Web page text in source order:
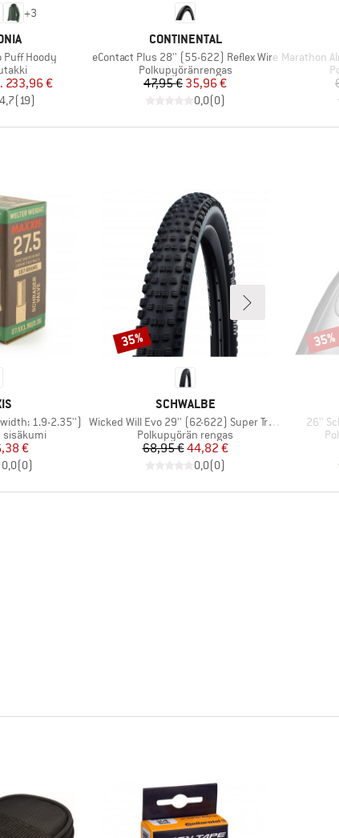
+3
Puff Hoody
hinta
233,96 €
4,7(19)
MERKKI
CONTINENTAL
Tuote
eContact Plus 28'' (55-622) Reflex Wire
Tuoteryhmä
Polkupyöränrengas
Hinta
47,95 € Alennettu hinta
35,96 €
0,0(0)
Tuote
Marathon
1.9-2.35'')
sisäkumi
hinta
€
0,0(0)
MERKKI
SCHWALBE
Tuote
Wicked Will Evo 29'' (62-622) Super Trail TLE
Tuoteryhmä
Polkupyörän rengas
Hinta
68,95 €Alennettu hinta
44,82 €
0,0(0)
Alennus
35%
Tuote
26''
35%